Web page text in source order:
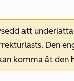
att
Den
komma åt den